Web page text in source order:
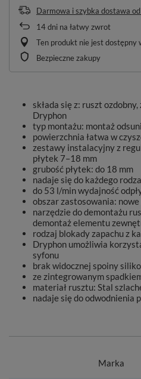
Darmowa i szybka dostawa od
14dni na łatwy zwrot
Ten produkt nie jest dostępny
Bezpieczne zakupy
składa się z: ruszt
Dryphon
typ montażu: montaż
powierzchnia łatwa w
zestawy instalacyjny z
płytek 7–18 mm
grubość płytek: do 18 mm
nadaje się do każdego
do 53 l/min wydajność
obszar zastosowania:
narzędzie do demontażu
demontaż elementu
rodzaj blokady zapachu z
Dryphon umożliwia
syfonu
brak widocznej spoiny
ze zintegrowanym
materiał rusztu: Stal
nadaje się do odwodnienia
Marka